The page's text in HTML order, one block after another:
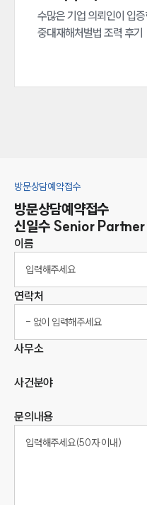
수많은 기업 의뢰인이 입
중대재해처벌법 조력 후기
방문상담예약접수
방문상담예약접수
신일수 Senior
이름
연락처
사무소
사건분야
문의내용